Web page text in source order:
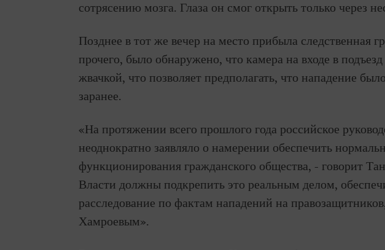
сотрясению мозга. Глаза он смог открыть только через
Позднее в тот же вечер на место прибыла следственная
прочего, было обнаружено, что камера на входе в
жвачкой, что позволяет предполагать, что нападение
заранее.
«На протяжении всего прошлого года российское
неоднократно заявляло о намерении обеспечить
функционирования гражданского общества, - говорит
Власти должны подкрепить это реальным делом,
расследование по фактам нападений на
Хамроевым».